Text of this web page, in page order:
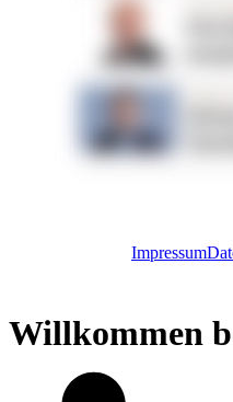
Impressum
Willkommen